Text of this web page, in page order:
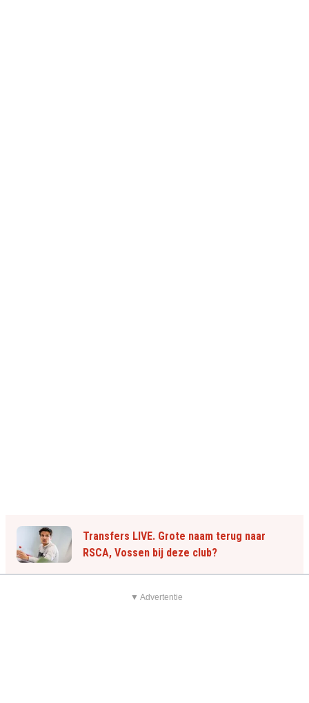
Transfers LIVE. Grote naam terug naar
RSCA, Vossen bij deze club?
▼ Advertentie